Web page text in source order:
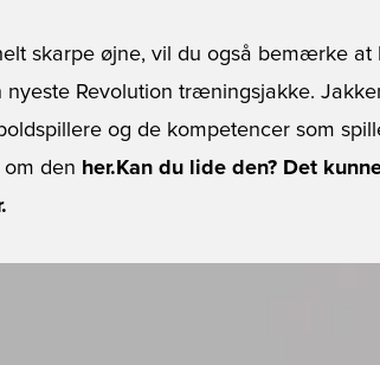
skarpe øjne, vil du også bemærke at
Revolution træningsjakke.
og de kompetencer som
den her. Kan du lide den? Det